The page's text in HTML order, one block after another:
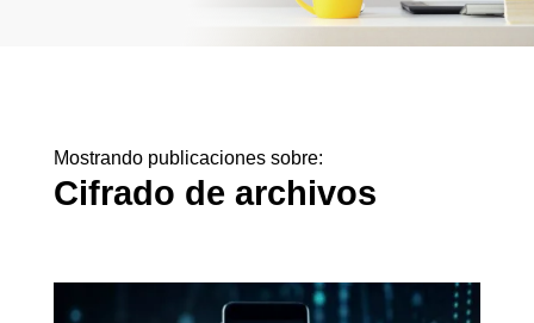
Mostrando publicaciones sobre:
Cifrado de archivos